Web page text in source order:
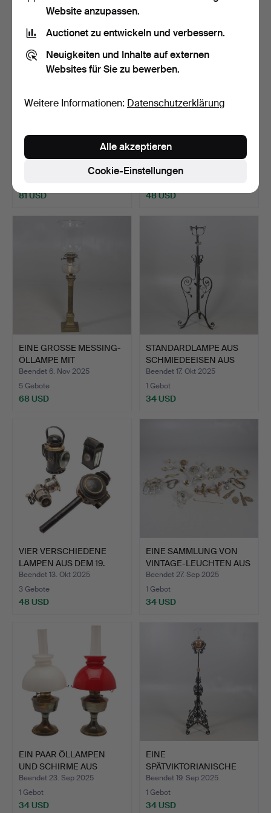
DEUTSCHE RETRO-
STEHLAMPE,
TISCHLAMPE UND G…
Beendet 11. Nov 2025
81 USD
ITALIENISCHE
HALLENLATERNE &
CAMPANA-URNE.
Beendet 11. Nov 2025
48 USD
EINE GROSSE MESSING-
ÖLLAMPE MIT
GLASSCHIRM.
Beendet 6. Nov 2025
5 Gebote
68 USD
STANDARDLAMPE AUS
SCHMIEDEEISEN AUS
DEM 20…
Beendet 17. Okt 2025
1 Gebot
34 USD
VIER VERSCHIEDENE
LAMPEN AUS DEM 19.
JAHRH…
Beendet 13. Okt 2025
3 Gebote
48 USD
EINE SAMMLUNG VON
VINTAGE-LEUCHTEN AUS
VER…
Beendet 27. Sep 2025
1 Gebot
34 USD
EIN PAAR ÖLLAMPEN
UND SCHIRME AUS
MESSING.
Beendet 23. Sep 2025
1 Gebot
34 USD
EINE
SPÄTVIKTORIANISCHE
AUSZIEHBARE ÖLLAMP…
Beendet 19. Sep 2025
1 Gebot
34 USD
Website anzupassen.
Auctionet zu entwickeln und verbessern.
Neuigkeiten und Inhalte auf externen
Websites für Sie zu bewerben.
Weitere Informationen: Datenschutzerklärung
Cookie-Einstellungen
Alle akzeptieren